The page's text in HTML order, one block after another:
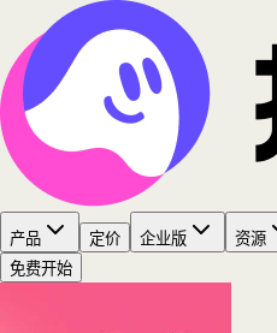
产品 定价 企业版 资源
免费开始